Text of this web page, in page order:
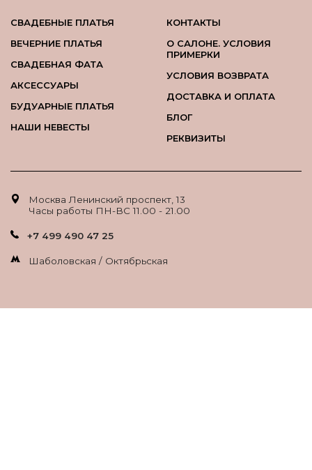
СВАДЕБНЫЕ ПЛАТЬЯ
ВЕЧЕРНИЕ ПЛАТЬЯ
СВАДЕБНАЯ ФАТА
АКСЕССУАРЫ
БУДУАРНЫЕ ПЛАТЬЯ
НАШИ НЕВЕСТЫ
КОНТАКТЫ
О САЛОНЕ. УСЛОВИЯ
ПРИМЕРКИ
УСЛОВИЯ ВОЗВРАТА
ДОСТАВКА И ОПЛАТА
БЛОГ
РЕКВИЗИТЫ
Москва Ленинский проспект, 13
Часы работы ПН-ВС 11.00 - 21.00
+7 499 490 47 25
Шаболовская / Октябрьская